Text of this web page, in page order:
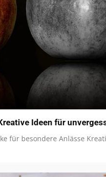
Ideen für
für besondere Anlässe